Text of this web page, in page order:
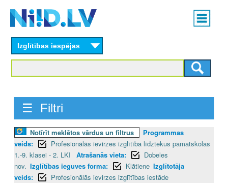
content
Main
menu
Izglītības iespējas
☰ Filtri
Notīrīt meklētos vārdus un filtrus
Programmas
veids:
Profesionālās ievirzes izglītība līdztekus pamatskolas
1.-9. klasei - 2. LKI
Atrašanās vieta:
Dobeles
nov. Izglītības ieguves forma: Klātiene Izglītotāja
veids:
Profesionālās ievirzes izglītības iestāde